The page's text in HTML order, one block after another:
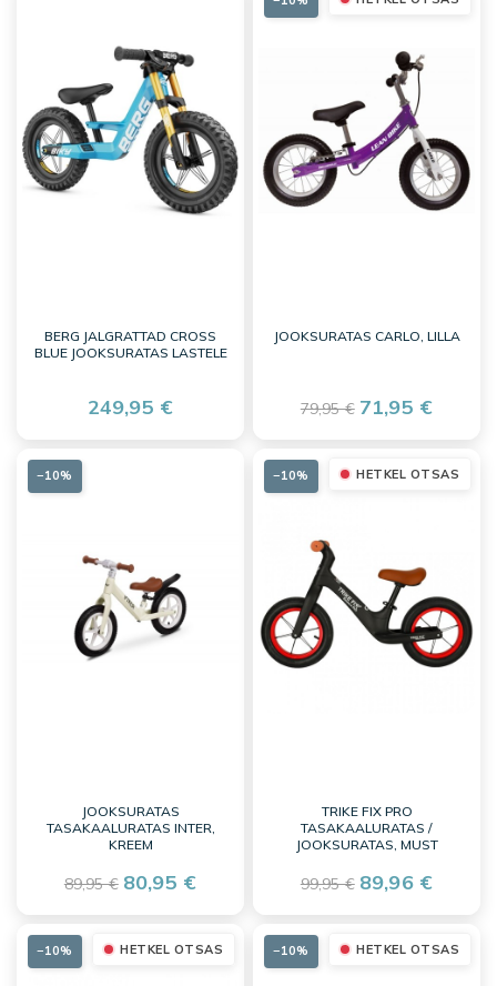
BERG JALGRATTAD CROSS
BLUE JOOKSURATAS LASTELE
249,95 €
JOOKSURATAS CARLO, LILLA
79,95 € 71,95 €
JOOKSURATAS
TASAKAALURATAS INTER,
KREEM
89,95 € 80,95 €
−10% HETKEL OTSAS
TRIKE FIX PRO
TASAKAALURATAS /
JOOKSURATAS, MUST
99,95 € 89,96 €
−10%
HETKEL OTSAS
−10% HETKEL OTSAS
−10%